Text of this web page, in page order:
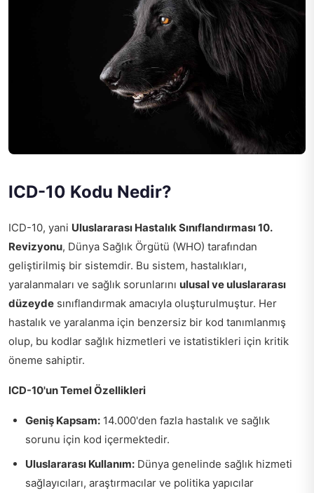
ICD-10 Kodu Nedir?
ICD-10, yani Uluslararası Hastalık Sınıflandırması 10.
Revizyonu, Dünya Sağlık Örgütü (WHO) tarafından
geliştirilmiş bir sistemdir. Bu sistem, hastalıkları,
yaralanmaları ve sağlık sorunlarını ulusal ve uluslararası
düzeyde sınıflandırmak amacıyla oluşturulmuştur. Her
hastalık ve yaralanma için benzersiz bir kod tanımlanmış
olup, bu kodlar sağlık hizmetleri ve istatistikleri için kritik
öneme sahiptir.
ICD-10'un Temel Özellikleri
Geniş Kapsam: 14.000'den fazla hastalık ve sağlık
sorunu için kod içermektedir.
Uluslararası Kullanım: Dünya genelinde sağlık hizmeti
sağlayıcıları, araştırmacılar ve politika yapıcılar